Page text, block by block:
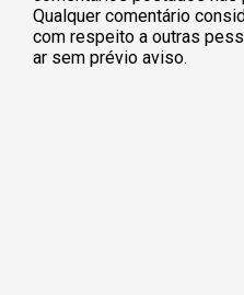
Qualquer comentário
com respeito a outras
ar sem prévio aviso.